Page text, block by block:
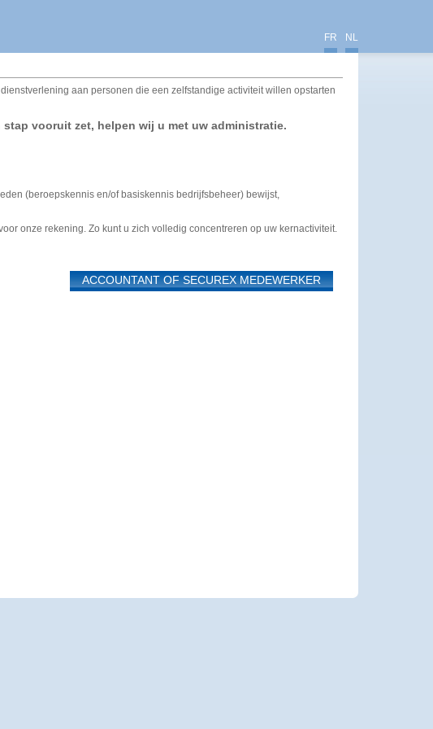
FR NL
aan personen die een zelfstandige activiteit willen opstarten
vooruit zet, helpen wij u met uw administratie.
(beroepskennis en/of basiskennis bedrijfsbeheer) bewijst,
onze rekening. Zo kunt u zich volledig concentreren op uw kernactiviteit.
ACCOUNTANT OF SECUREX MEDEWERKER